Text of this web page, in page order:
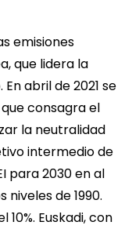
emisiones
que lidera la
abril de 2021 se
consagra el
la neutralidad
intermedio de
para 2030 en al
de 1990.
Euskadi, con